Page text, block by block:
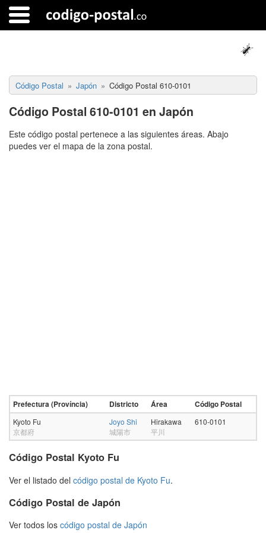
Código Postal Japón Código Postal 610-0101
Código Postal 610-0101 en Japón
Este código postal pertenece a las siguientes áreas. Abajo
puedes ver el mapa de la zona postal.
Prefectura (Província) Districto Área Código Postal
Kyoto Fu
京都府
Joyo Shi
城陽市
Hirakawa
平川
610-0101
Código Postal Kyoto Fu
Ver el listado del código postal de Kyoto Fu.
Código Postal de Japón
Ver todos los código postal de Japón